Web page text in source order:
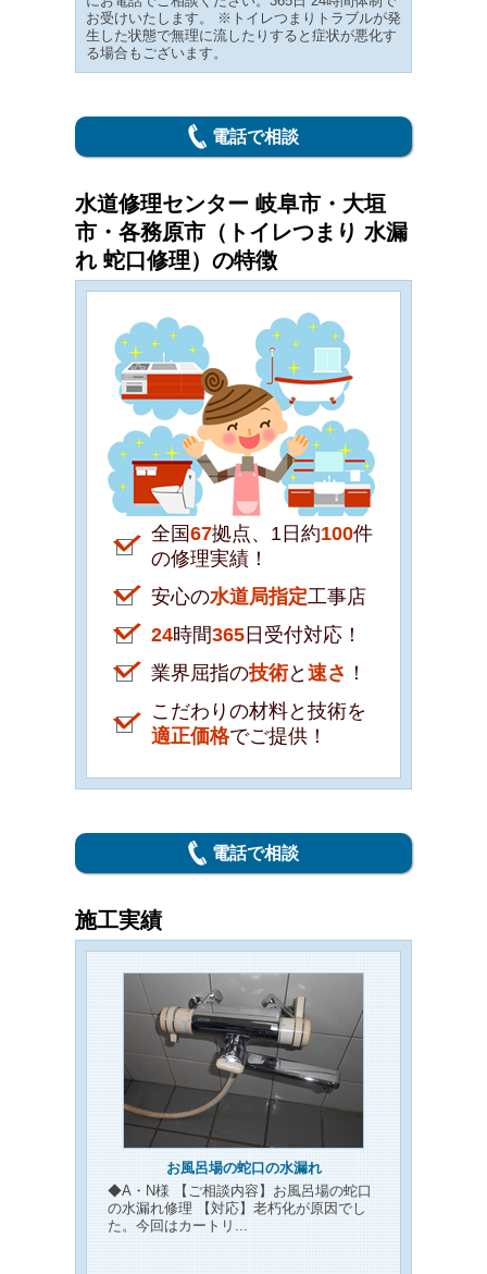
お受けいたします。 ※トイレつまりトラブルが発
生した状態で無理に流したりすると症状が悪化す
る場合もございます。
電話で相談
水道修理センター 岐阜市・大垣
市・各務原市（トイレつまり 水漏
れ 蛇口修理）の特徴
全国67拠点、1日約100件
の修理実績！
安心の水道局指定工事店
24時間365 日受付対応！
業界屈指の技術と 速さ ！
こだわりの材料と技術を
適正価格でご提供！
電話で相談
施工実績
お風呂場の蛇口の水漏れ
◆A・N様 【ご相談内容】お風呂場の蛇口
の水漏れ修理 【対応】老朽化が原因でし
た。今回はカートリ...